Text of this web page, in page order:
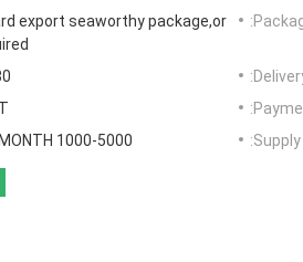
export seaworthy package,or
1000-5000 TONS/MONTH